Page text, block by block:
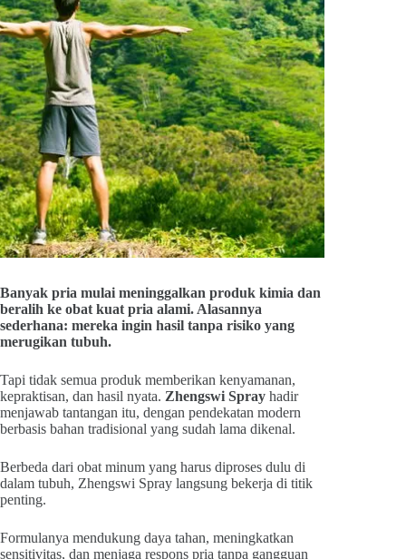
Banyak pria mulai meninggalkan produk kimia dan
beralih ke obat kuat pria alami. Alasannya
sederhana: mereka ingin hasil tanpa risiko yang
merugikan tubuh.
Tapi tidak semua produk memberikan kenyamanan,
kepraktisan, dan hasil nyata. Zhengswi Spray hadir
menjawab tantangan itu, dengan pendekatan modern
berbasis bahan tradisional yang sudah lama dikenal.
Berbeda dari obat minum yang harus diproses dulu di
dalam tubuh, Zhengswi Spray langsung bekerja di titik
penting.
Formulanya mendukung daya tahan, meningkatkan
sensitivitas, dan menjaga respons pria tanpa gangguan